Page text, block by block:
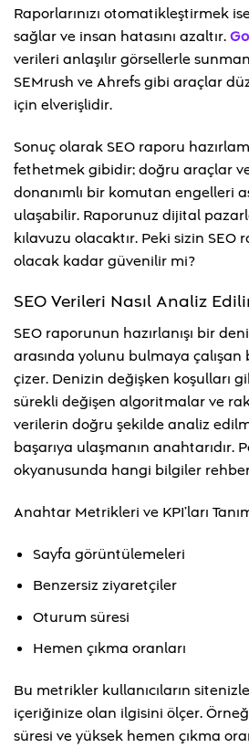
Raporlarınızı otomatikleştirmek
sağlar ve insan hatasını azaltır.
verileri anlaşılır görsellerle
SEMrush ve Ahrefs gibi araçlar
için elverişlidir.
Sonuç olarak SEO raporu
fethetmek gibidir; doğru araçlar
donanımlı bir komutan engelleri
ulaşabilir. Raporunuz dijital
kılavuzu olacaktır. Peki sizin
olacak kadar güvenilir mi?
SEO Verileri Nasıl Analiz
SEO raporunun hazırlanışı bir
arasında yolunu bulmaya çalışan
çizer. Denizin değişken koşulları
sürekli değişen algoritmalar ve
verilerin doğru şekilde analiz
başarıya ulaşmanın anahtarıdır.
okyanusunda hangi bilgiler
Anahtar Metrikleri ve KPI’ları
Sayfa görüntülemeleri
Benzersiz ziyaretçiler
Oturum süresi
Hemen çıkma oranları
Bu metrikler kullanıcıların
içeriğinize olan ilgisini ölçer.
süresi ve yüksek hemen çıkma